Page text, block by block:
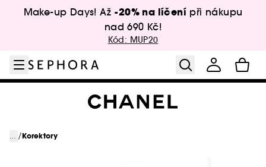
Přejít na hlavní obsah
Make-up Days! Až -20% na líčení při nákupu
nad 690 Kč!
Kód: MUP20
... /Korektory